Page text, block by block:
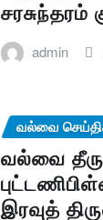
சரசுந்தரம்
admin
வல்வை
வல்வை
இரவுத்